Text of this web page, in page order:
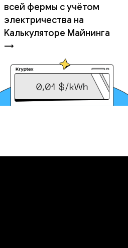
всей фермы с учётом
электричества на
Kалькуляторе Майнинга
→